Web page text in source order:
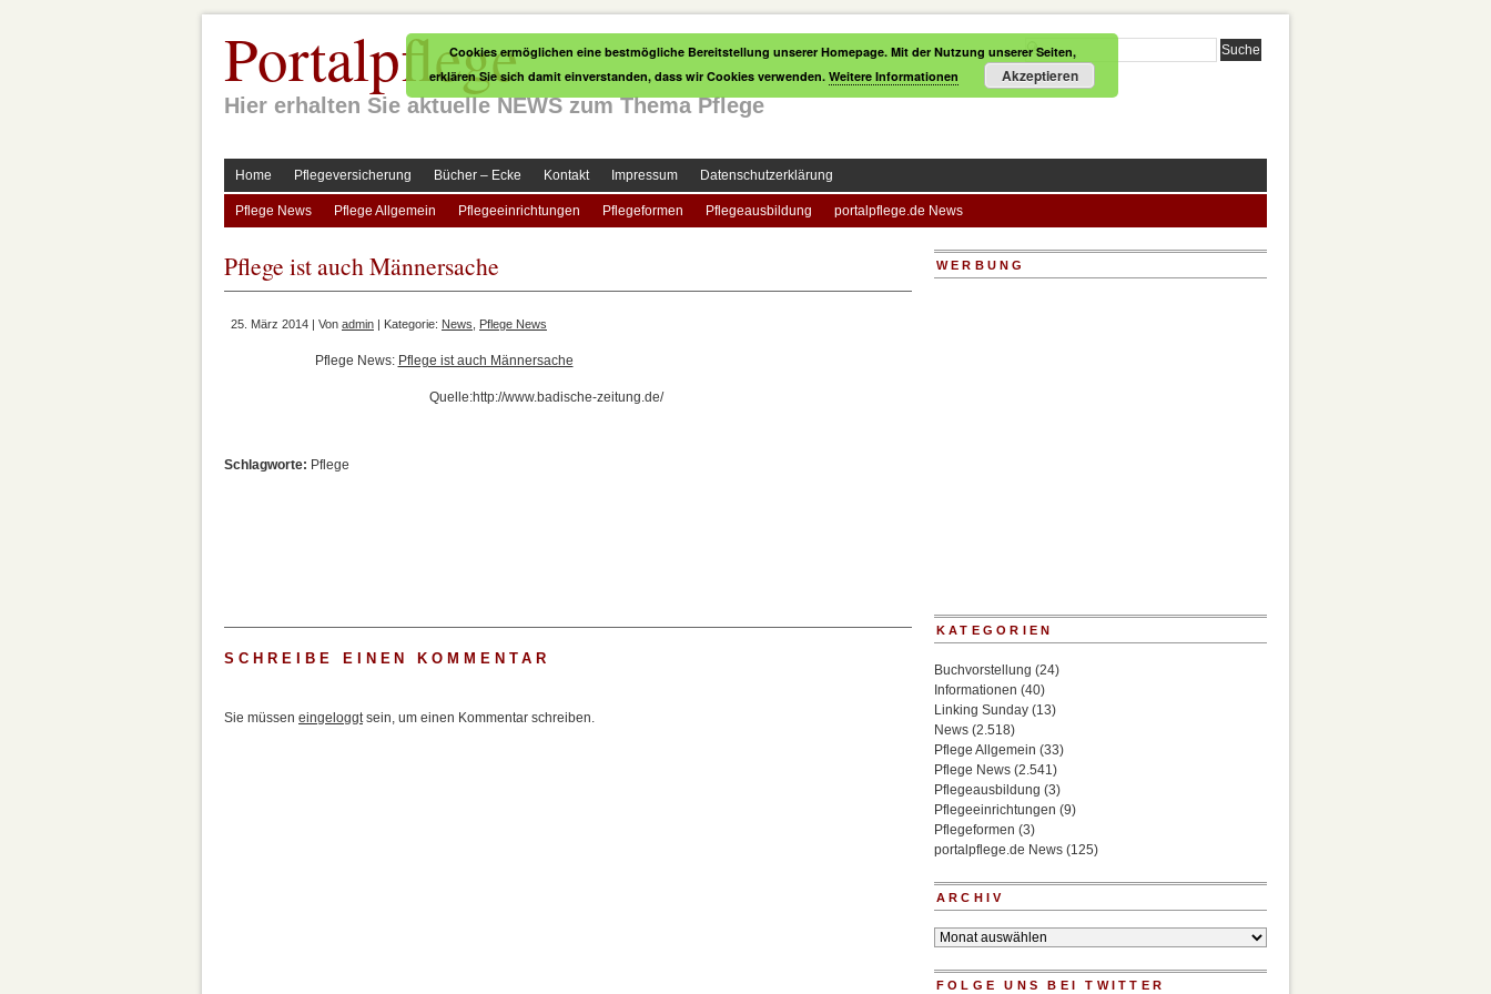
Portalpflege
Hier erhalten Sie aktuelle NEWS zum Thema Pflege
Home Pflegeversicherung Bücher – Ecke Kontakt Impressum Datenschutzerklärung
Pflege News Pflege Allgemein Pflegeeinrichtungen Pflegeformen Pflegeausbildung portalpflege.de News
Pflege ist auch Männersache
25. März 2014 | Von admin | Kategorie: News Pflege News
Pflege News: Pflege ist auch Männersache
Quelle:http://www.badische-zeitung.de/
Schlagworte: Pflege
SCHREIBE EINEN KOMMENTAR
Sie müssen eingeloggtsein, um einen Kommentar schreiben.
WERBUNG
KATEGORIEN
Buchvorstellung (24)
Informationen (40)
Linking Sunday (13)
News (2.518)
Pflege Allgemein (33)
Pflege News (2.541)
Pflegeausbildung (3)
Pflegeeinrichtungen (9)
Pflegeformen (3)
portalpflege.de News (125)
ARCHIV
Archiv
FOLGE UNS BEI TWITTER
Cookies ermöglichen eine bestmögliche Bereitstellung unserer Homepage. Mit der Nutzung unserer Seiten,
erklären Sie sich damit einverstanden, dass wir Cookies verwenden. Weitere Informationen Akzeptieren